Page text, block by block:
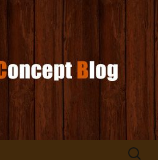
セプトブログ
らせ
検